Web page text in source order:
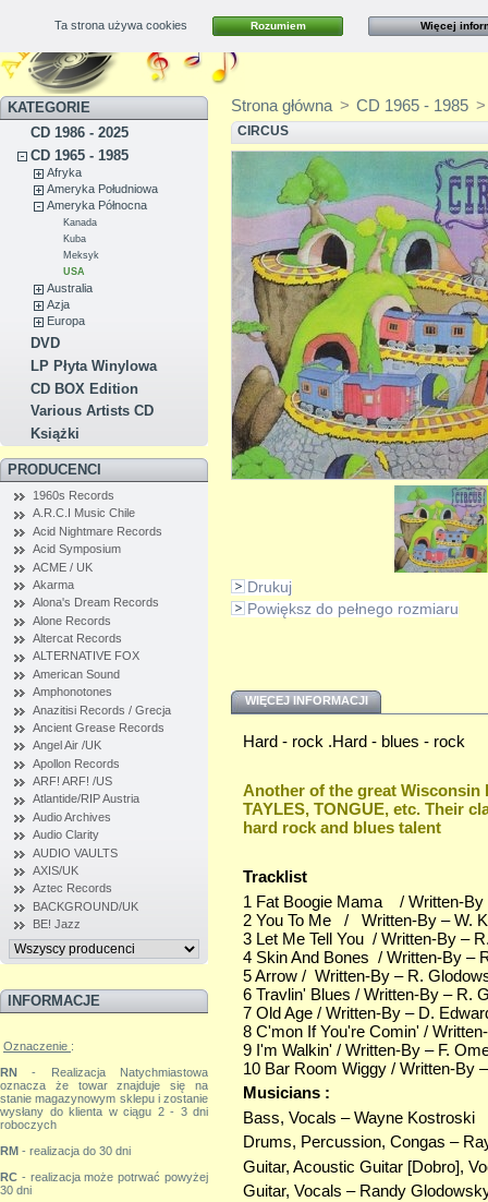
Kontakt Mapa strony
Ta strona używa cookies Rozumiem Więcej
KATEGORIE
CD 1986 - 2025
CD 1965 - 1985
Afryka
Ameryka Południowa
Ameryka Północna
Kanada
Kuba
Meksyk
USA
Australia
Azja
Europa
DVD
LP Płyta Winylowa
CD BOX Edition
Various Artists CD
Książki
PRODUCENCI
1960s Records
A.R.C.I Music Chile
Acid Nightmare Records
Acid Symposium
ACME / UK
Akarma
Alona's Dream Records
Alone Records
Altercat Records
ALTERNATIVE FOX
American Sound
Amphonotones
Anazitisi Records / Grecja
Ancient Grease Records
Angel Air /UK
Apollon Records
ARF! ARF! /US
Atlantide/RIP Austria
Audio Archives
Audio Clarity
AUDIO VAULTS
AXIS/UK
Aztec Records
BACKGROUND/UK
BE! Jazz
INFORMACJE
Oznaczenie :
RN
- Realizacja Natychmiastowa
oznacza że towar znajduje się na
stanie magazynowym sklepu i zostanie
wysłany do klienta w ciągu 2 - 3 dni
roboczych
RM - realizacja do 30 dni
RC - realizacja może potrwać powyżej
30 dni
Strona główna > CD 1965 - 1985 >
CIRCUS
Drukuj
Powiększ do pełnego rozmiaru
WIĘCEJ INFORMACJI
Hard - rock .Hard - blues - rock
Another of the great Wisconsin
TAYLES, TONGUE, etc. Their
hard rock and blues talent
Tracklist
1 Fat Boogie Mama / Written-By
2 You To Me / Written-By – W.
3 Let Me Tell You / Written-By –
4 Skin And Bones / Written-By –
5 Arrow / Written-By – R.
6 Travlin' Blues / Written-By – R.
7 Old Age / Written-By – D.
8 C'mon If You're Comin' /
9 I'm Walkin' / Written-By – F.
10 Bar Room Wiggy / Written-By
Musicians :
Bass, Vocals – Wayne Kostroski
Drums, Percussion, Congas –
Guitar, Acoustic Guitar [Dobro],
Guitar, Vocals – Randy